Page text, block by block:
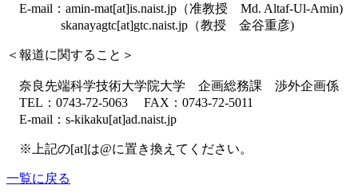
E-mail：amin-mat[at]is.naist.jp（准教授 Md. Altaf-Ul-Amin)
skanayagtc[at]gtc.naist.jp（教授 金谷重彦)
＜ 報道に関すること ＞
奈良先端科学技術大学院大学 企画総務課 渉外企画係
TEL：0743-72-5063 FAX：0743-72-5011
E-mail：s-kikaku[at]ad.naist.jp
※上記の[at]は@に置き換えてください。
一覧に戻る